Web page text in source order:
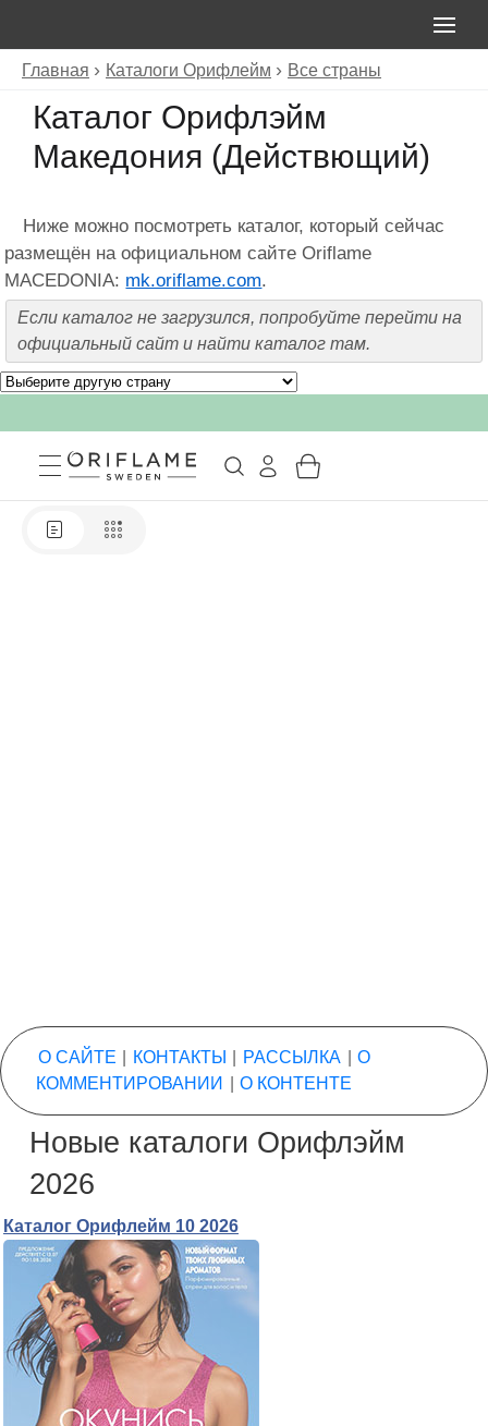
Главная Каталоги Орифлейм Все страны
Каталог Орифлэйм
Македония (Действющий)
Ниже можно посмотреть каталог, который сейчас
размещён на официальном сайте Oriflame
MACEDONIA: mk.oriflame.com.
Если каталог не загрузился, попробуйте перейти на
официальный сайт и найти каталог там.
О САЙТЕ КОНТАКТЫ РАССЫЛКА
О
КОММЕНТИРОВАНИИ
О КОНТЕНТЕ
Новые каталоги Орифлэйм
2026
Каталог Орифлейм 10 2026